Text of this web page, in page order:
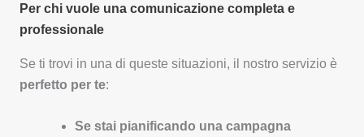
Per chi vuole una comunicazione completa e
professionale
Se ti trovi in una di queste situazioni, il nostro servizio è
perfetto per te:
Se stai pianificando una campagna